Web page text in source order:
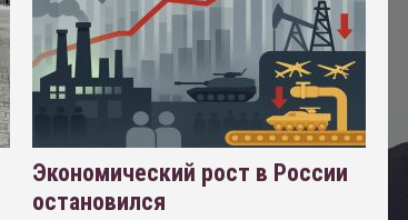
Экономический рост в России
остановился